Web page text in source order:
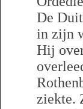
De
in zijn
Hij
ziekte.